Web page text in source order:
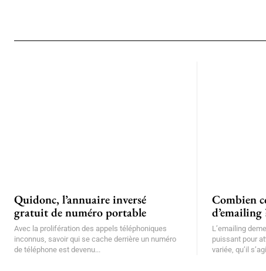
Quidonc, l’annuaire inversé
gratuit de numéro portable
Avec la prolifération des appels téléphoniques
inconnus, savoir qui se cache derrière un numéro
de téléphone est devenu...
Combien
d’emailing
L’emailing
puissant pour
variée, qu’il